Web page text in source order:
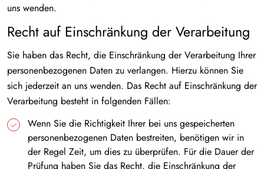
uns wenden.
Recht auf Einschränkung der Verarbeitung
Sie haben das Recht, die Einschränkung der Verarbeitung Ihrer
personenbezogenen Daten zu verlangen. Hierzu können Sie
sich jederzeit an uns wenden. Das Recht auf Einschränkung der
Verarbeitung besteht in folgenden Fällen:
Wenn Sie die Richtigkeit Ihrer bei uns gespeicherten
personenbezogenen Daten bestreiten, benötigen wir in
der Regel Zeit, um dies zu überprüfen. Für die Dauer der
Prüfung haben Sie das Recht, die Einschränkung der